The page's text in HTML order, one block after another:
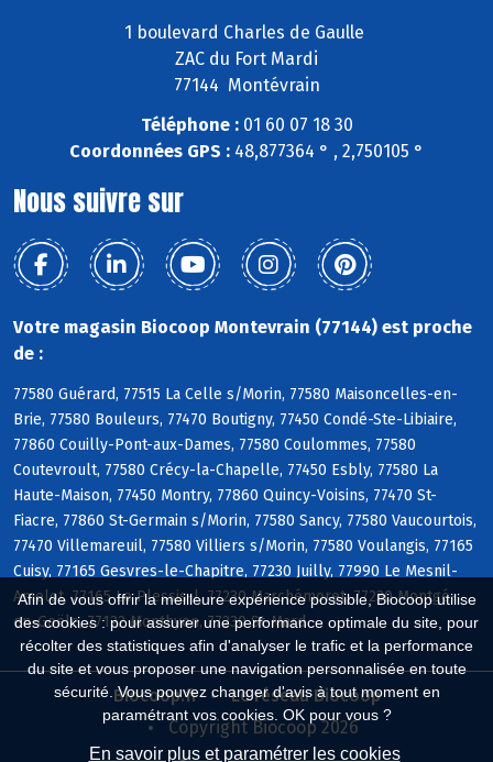
Afin de vous offrir la meilleure expérience possible, Biocoop utilise
des cookies : pour assurer une performance optimale du site, pour
récolter des statistiques afin d'analyser le trafic et la performance
du site et vous proposer une navigation personnalisée en toute
sécurité. Vous pouvez changer d'avis à tout moment en
paramétrant vos cookies. OK pour vous ?
En savoir plus et paramétrer les cookies
1 boulevard Charles de Gaulle
ZAC du Fort Mardi
77144 Montévrain
Téléphone :01 60 07 18 30
Coordonnées GPS : 48,877364 ° , 2,750105 °
Nous suivre sur
Votre magasin Biocoop Montevrain (77144) est proche
de :
77580 Guérard, 77515 La Celle s/Morin, 77580 Maisoncelles-en-
Brie, 77580 Bouleurs, 77470 Boutigny, 77450 Condé-Ste-Libiaire,
77860 Couilly-Pont-aux-Dames, 77580 Coulommes, 77580
Coutevroult, 77580 Crécy-la-Chapelle, 77450 Esbly, 77580 La
Haute-Maison, 77450 Montry, 77860 Quincy-Voisins, 77470 St-
Fiacre, 77860 St-Germain s/Morin, 77580 Sancy, 77580 Vaucourtois,
77470 Villemareuil, 77580 Villiers s/Morin, 77580 Voulangis, 77165
Cuisy, 77165 Gesvres-le-Chapitre, 77230 Juilly, 77990 Le Mesnil-
Amelot, 77165 Le Plessis-l, 77230 Marchémoret, 77230 Montgé-
en-Goële, 77122 Monthyon, 77230 St-Mard
Biocoop.fr
Le réseau Biocoop
Copyright Biocoop 2026